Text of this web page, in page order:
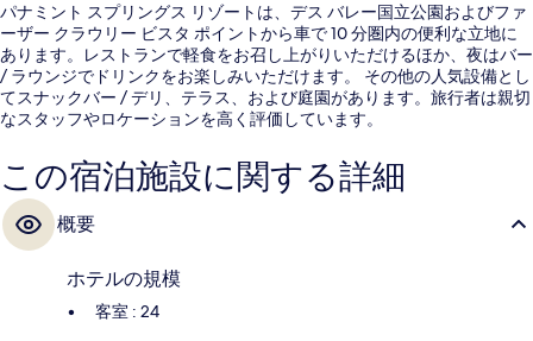
パナミント スプリングス リゾートは、デス バレー国立公園およびファ
ーザー クラウリー ビスタ ポイントから車で 10 分圏内の便利な立地に
あります。レストランで軽食をお召し上がりいただけるほか、夜はバー
/ ラウンジでドリンクをお楽しみいただけます。 その他の人気設備とし
てスナックバー / デリ、テラス、および庭園があります。旅行者は親切
なスタッフやロケーションを高く評価しています。
この宿泊施設に関する詳細
概要
ホテルの規模
客室 : 24